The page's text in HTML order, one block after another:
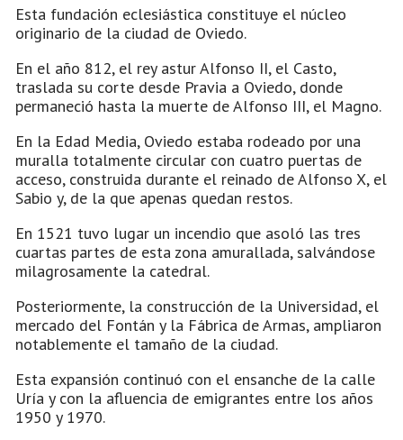
Esta fundación eclesiástica constituye el núcleo
originario de la ciudad de Oviedo.
En el año 812, el rey astur Alfonso II, el Casto,
traslada su corte desde Pravia a Oviedo, donde
permaneció hasta la muerte de Alfonso III, el Magno.
En la Edad Media, Oviedo estaba rodeado por una
muralla totalmente circular con cuatro puertas de
acceso, construida durante el reinado de Alfonso X, el
Sabio y, de la que apenas quedan restos.
En 1521 tuvo lugar un incendio que asoló las tres
cuartas partes de esta zona amurallada, salvándose
milagrosamente la catedral.
Posteriormente, la construcción de la Universidad, el
mercado del Fontán y la Fábrica de Armas, ampliaron
notablemente el tamaño de la ciudad.
Esta expansión continuó con el ensanche de la calle
Uría y con la afluencia de emigrantes entre los años
1950 y 1970.